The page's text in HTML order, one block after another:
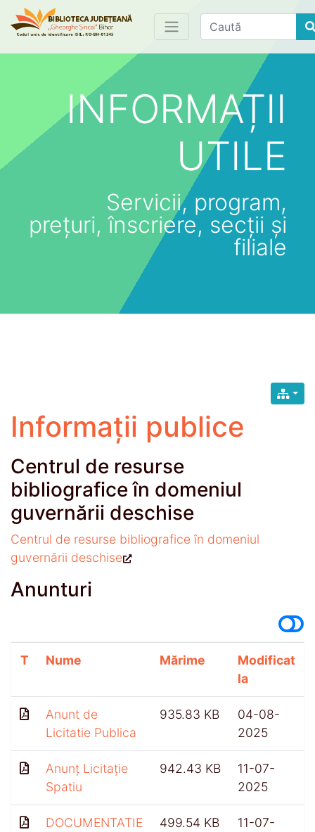
Find
INFORMAȚII
UTILE
Servicii, program,
prețuri, înscriere, secții și
filiale
Informații publice
Centrul de resurse
bibliografice în domeniul
guvernării deschise
Centrul de resurse bibliografice în domeniul
guvernării deschise
Anunturi
T Nume Mărime
Modificat
la
Anunt de
Licitatie Publica
935.83 KB
04-08-
2025
Anunț Licitație
Spatiu
942.43 KB
11-07-
2025
DOCUMENTATIE
499.54 KB
11-07-